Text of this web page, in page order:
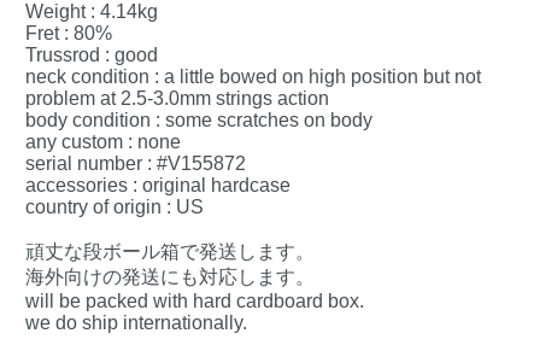
Weight : 4.14kg
Fret : 80%
Trussrod : good
neck condition : a little bowed on high position but not
problem at 2.5-3.0mm strings action
body condition : some scratches on body
any custom : none
serial number : #V155872
accessories : original hardcase
country of origin : US
頑丈な段ボール箱で発送します。
海外向けの発送にも対応します。
will be packed with hard cardboard box.
we do ship internationally.